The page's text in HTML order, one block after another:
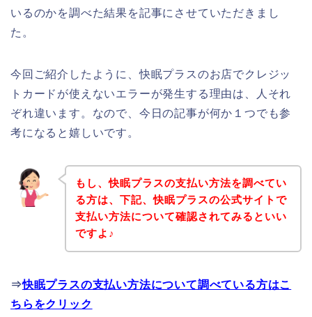
いるのかを調べた結果を記事にさせていただきまし
た。
今回ご紹介したように、快眠プラスのお店でクレジッ
トカードが使えないエラーが発生する理由は、人それ
ぞれ違います。なので、今日の記事が何か１つでも参
考になると嬉しいです。
もし、快眠プラスの支払い方法を調べてい
る方は、下記、快眠プラスの公式サイトで
支払い方法について確認されてみるといい
ですよ♪
⇒快眠プラスの支払い方法について調べている方はこ
ちらをクリック